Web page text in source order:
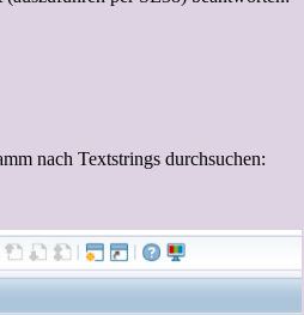
nach Textstrings durchsuchen: